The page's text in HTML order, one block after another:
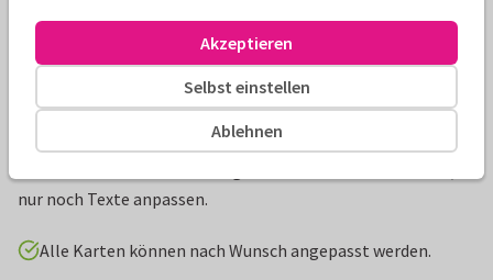
Produktinformation
Schwarz-weiße Einaldungskarte zur Hochzeit im vintage
nur noch Texte anpassen.
Alle Karten können nach Wunsch angepasst werden.
Ablehnen
Selbst einstellen
Akzeptieren